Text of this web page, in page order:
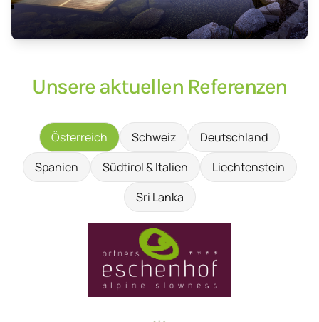
Unsere aktuellen Referenzen
Österreich Schweiz
Deutschland
Spanien
Südtirol & Italien
Liechtenstein
Sri Lanka